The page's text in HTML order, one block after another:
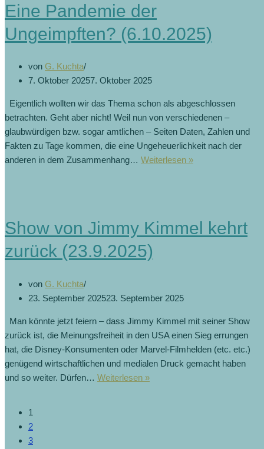
Eine Pandemie der
Ungeimpften? (6.10.2025)
von G. Kuchta
7. Oktober 20257. Oktober 2025
Eigentlich wollten wir das Thema schon als abgeschlossen
betrachten. Geht aber nicht! Weil nun von verschiedenen –
glaubwürdigen bzw. sogar amtlichen – Seiten Daten, Zahlen und
Fakten zu Tage kommen, die eine Ungeheuerlichkeit nach der
anderen in dem Zusammenhang… Weiterlesen »
Show von Jimmy Kimmel kehrt
zurück (23.9.2025)
von G. Kuchta
23. September 202523. September 2025
Man könnte jetzt feiern – dass Jimmy Kimmel mit seiner Show
zurück ist, die Meinungsfreiheit in den USA einen Sieg errungen
hat, die Disney-Konsumenten oder Marvel-Filmhelden (etc. etc.)
genügend wirtschaftlichen und medialen Druck gemacht haben
und so weiter. Dürfen… Weiterlesen »
1
2
3